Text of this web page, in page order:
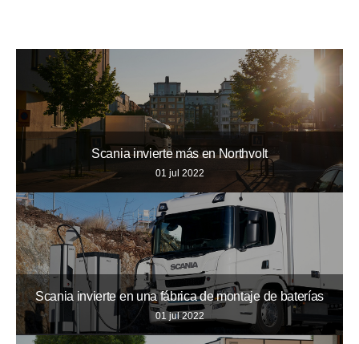
Scania invierte más en Northvolt
01 jul 2022
Scania invierte en una fábrica de montaje de baterías
01 jul 2022